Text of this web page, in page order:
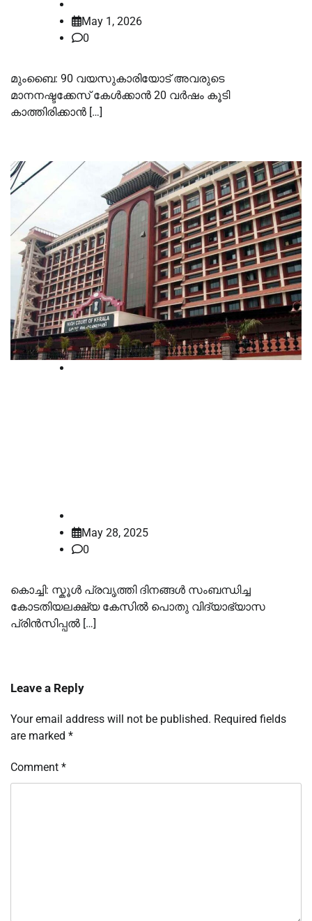
May 1, 2026
0
മുംബൈ: 90 വയസുകാരിയോട് അവരുടെ
മാനനഷ്ടക്കേസ് കേൾക്കാൻ 20 വർഷം കൂടി
കാത്തിരിക്കാൻ […]
May 28, 2025
0
കൊച്ചി: സ്കൂള്‍ പ്രവൃത്തി ദിനങ്ങള്‍ സംബന്ധിച്ച
കോടതിയലക്ഷ്യ കേസില്‍ പൊതു വിദ്യാഭ്യാസ
പ്രിൻസിപ്പൽ […]
Leave a Reply
Your email address will not be published. Required fields
are marked *
Comment *